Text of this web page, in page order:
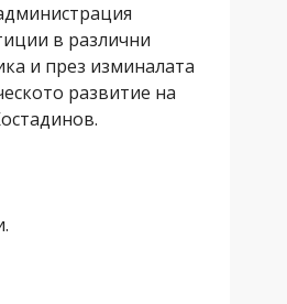
в различни
и през изминалата
развитие на